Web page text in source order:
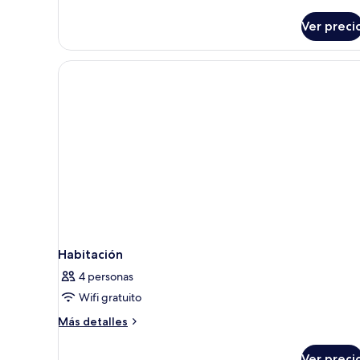
junior,
Terraza
Ver
Habitación
4 personas
Wifi gratuito
Más detalles
Más